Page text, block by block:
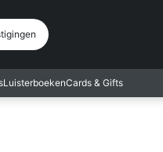
Vestiging
LuisterboekenCards & Gifts